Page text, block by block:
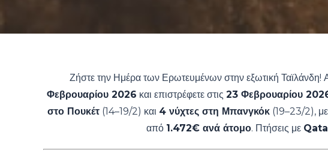
Ζήστε την Ημέρα των Ερωτευμένων στην εξωτική Ταϊλάνδη!
Φεβρουαρίου 2026 και επιστρέφετε στις 23 Φεβρουαρίου
στο Πουκέτ(14–19/2) και 4 νύχτες στη Μπανγκόκ(19–23/2), με
από 1.472€ ανά άτομο. Πτήσεις με